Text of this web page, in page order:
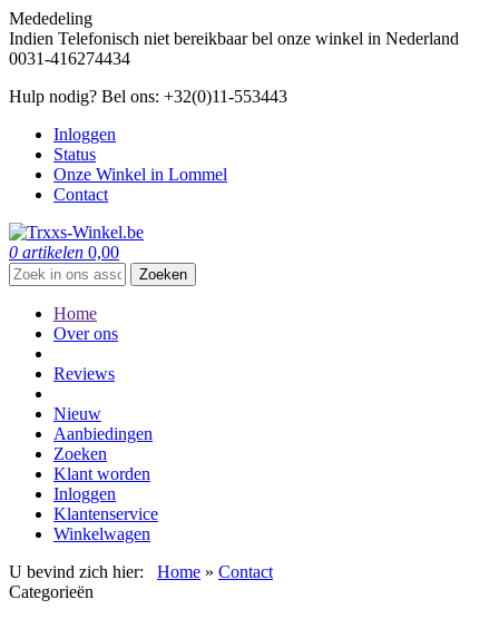
Mededeling
Indien Telefonisch niet bereikbaar bel onze winkel in Nederland
0031-416274434
Hulp nodig? Bel ons: +32(0)11-553443
Inloggen
Status
Onze Winkel in Lommel
Contact
0 artikelen 0,00
Zoeken
Home
Over ons
Reviews
Nieuw
Aanbiedingen
Zoeken
Klant worden
Inloggen
Klantenservice
Winkelwagen
U bevind zich hier: Home » Contact
Categorieën